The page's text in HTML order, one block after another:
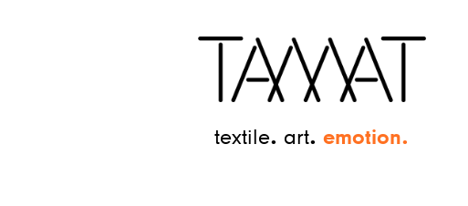
textile art emotion